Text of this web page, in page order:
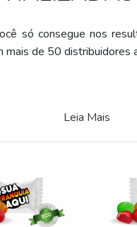
só consegue nos
mais de 50
Leia Mais